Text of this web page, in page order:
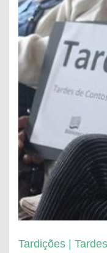
Tardições |